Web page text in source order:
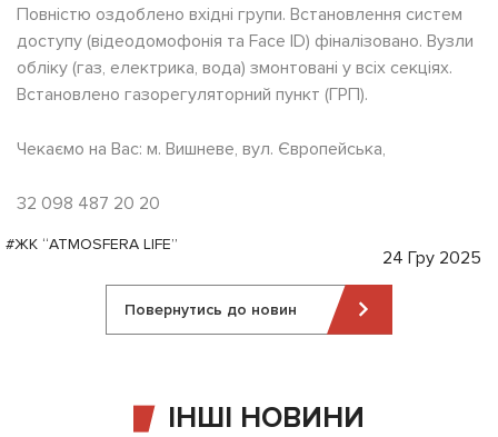
Повністю оздоблено вхідні групи. Встановлення систем
доступу (відеодомофонія та Face ID) фіналізовано. Вузли
обліку (газ, електрика, вода) змонтовані у всіх секціях.
Встановлено газорегуляторний пункт (ГРП).
Чекаємо на Вас: м. Вишневе, вул. Європейська,
32 098 487 20 20
#ЖК “ATMOSFERA LIFE”
24 Гру 2025
Повернутись до новин
ІНШІ НОВИНИ